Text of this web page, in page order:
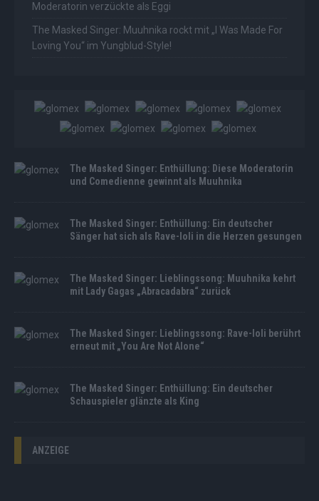
Moderatorin verzückte als Eggi
The Masked Singer: Muuhnika rockt mit „I Was Made For
Loving You“ im Yungblud-Style!
The Masked Singer: Enthüllung: Diese Moderatorin
und Comedienne gewinnt als Muuhnika
The Masked Singer: Enthüllung: Ein deutscher
Sänger hat sich als Rave-Ioli in die Herzen gesungen
The Masked Singer: Lieblingssong: Muuhnika kehrt
mit Lady Gagas „Abracadabra“ zurück
The Masked Singer: Lieblingssong: Rave-Ioli berührt
erneut mit „You Are Not Alone“
The Masked Singer: Enthüllung: Ein deutscher
Schauspieler glänzte als King
ANZEIGE